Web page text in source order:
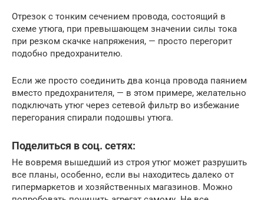
Отрезок с тонким сечением провода, состоящий в
схеме утюга, при превышающем значении силы тока
при резком скачке напряжения, — просто перегорит
подобно предохранителю.
Если же просто соединить два конца провода паянием
вместо предохранителя, — в этом примере, желательно
подключать утюг через сетевой фильтр во избежание
перегорания спирали подошвы утюга.
Поделиться в соц. сетях:
Не вовремя вышедший из строя утюг может разрушить
все планы, особенно, если вы находитесь далеко от
гипермаркетов и хозяйственных магазинов. Можно